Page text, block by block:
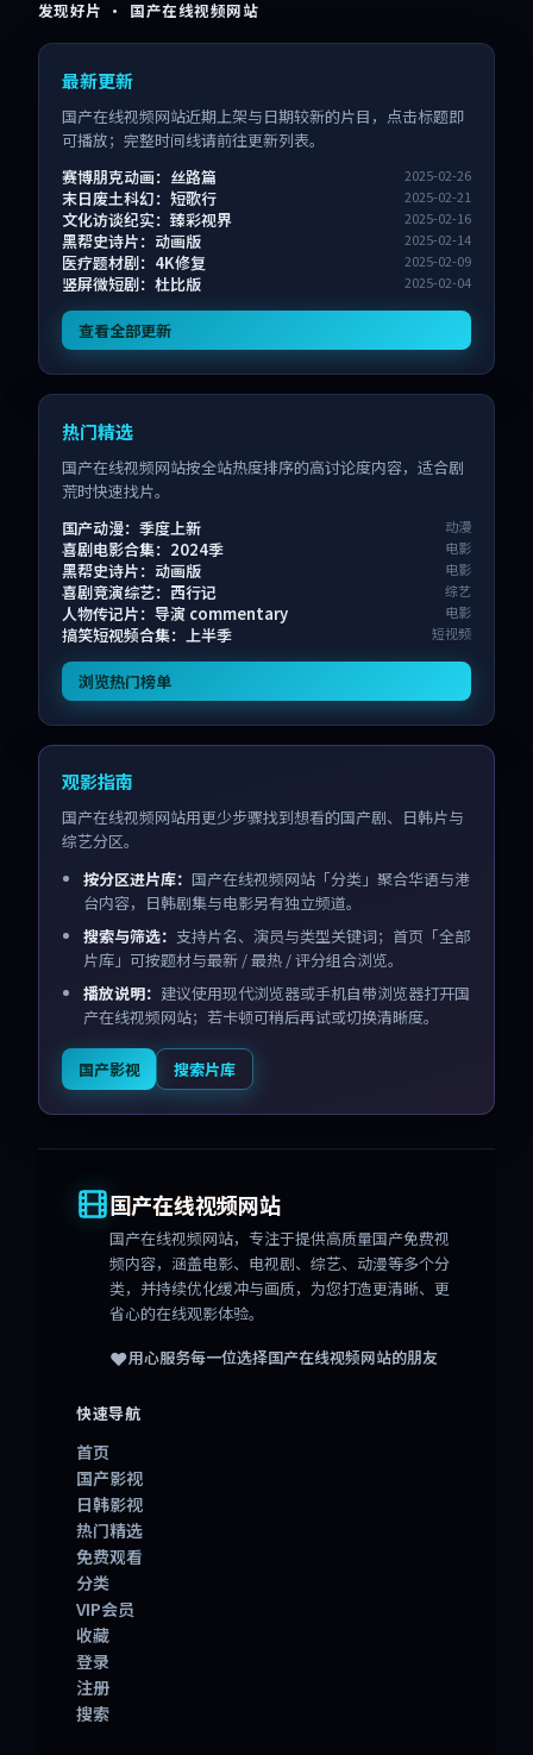
发现好片 · 国产在线视频网站
最新更新
国产在线视频网站近期上架与日期较新的片目，点击标题即
可播放；完整时间线请前往更新列表。
赛博朋克动画：丝路篇
2025-02-26
末日废土科幻：短歌行 2025-02-21
文化访谈纪实：臻彩视界 2025-02-16
黑帮史诗片：动画版 2025-02-14
医疗题材剧：4K修复 2025-02-09
竖屏微短剧：杜比版 2025-02-04
查看全部更新
热门精选
国产在线视频网站按全站热度排序的高讨论度内容，适合剧
荒时快速找片。
国产动漫：季度上新
动漫
喜剧电影合集：2024季 电影
黑帮史诗片：动画版 电影
喜剧竞演综艺：西行记 综艺
人物传记片：导演 commentary 电影
搞笑短视频合集：上半季 短视频
浏览热门榜单
观影指南
国产在线视频网站用更少步骤找到想看的国产剧、日韩片与
综艺分区。
按分区进片库： 国产在线视频网站「分类」聚合华语与港
台内容，日韩剧集与电影另有独立频道。
搜索与筛选： 支持片名、演员与类型关键词；首页「全部
片库」可按题材与最新 / 最热 / 评分组合浏览。
播放说明： 建议使用现代浏览器或手机自带浏览器打开国
产在线视频网站；若卡顿可稍后再试或切换清晰度。
国产影视 搜索片库
国产在线视频网站
国产在线视频网站，专注于提供高质量国产免费视
频内容，涵盖电影、电视剧、综艺、动漫等多个分
类，并持续优化缓冲与画质，为您打造更清晰、更
省心的在线观影体验。
❤️用心服务每一位选择国产在线视频网站的朋友
快速导航
首页
国产影视
日韩影视
热门精选
免费观看
分类
VIP会员
收藏
登录
注册
搜索